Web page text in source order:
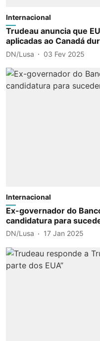
Internacional
Trudeau anuncia que
aplicadas ao Canadá
DN/Lusa 03 Fev 2025
Internacional
Ex-governador do
candidatura para
DN/Lusa 17 Jan 2025